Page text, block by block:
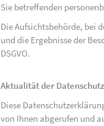
Sie betreffenden
Die Aufsichtsbehörde, bei
und die Ergebnisse der
DSGVO.
Aktualität der
Diese
von Ihnen abgerufen und